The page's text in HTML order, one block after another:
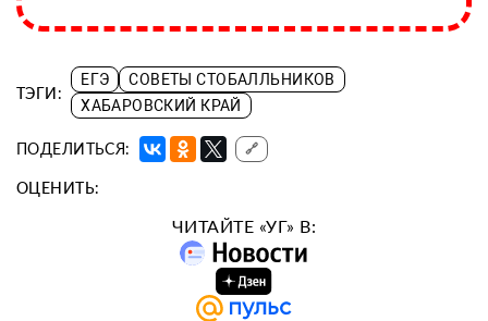
ТЭГИ:
ЕГЭ
СОВЕТЫ СТОБАЛЛЬНИКОВ
ХАБАРОВСКИЙ КРАЙ
ПОДЕЛИТЬСЯ: 🔗
ОЦЕНИТЬ:
ЧИТАЙТЕ «УГ» В: